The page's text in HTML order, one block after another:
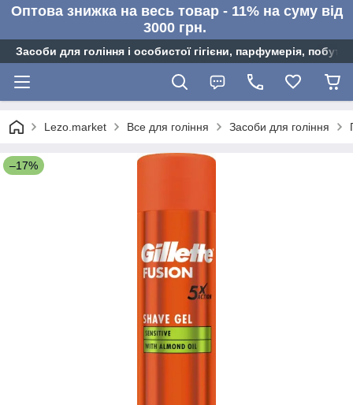
Оптова знижка на весь товар - 11% на суму від
3000 грн.
Засоби для гоління і особистої гігієни, парфумерія,
Lezo.market Все для гоління Засоби для гоління
–17%